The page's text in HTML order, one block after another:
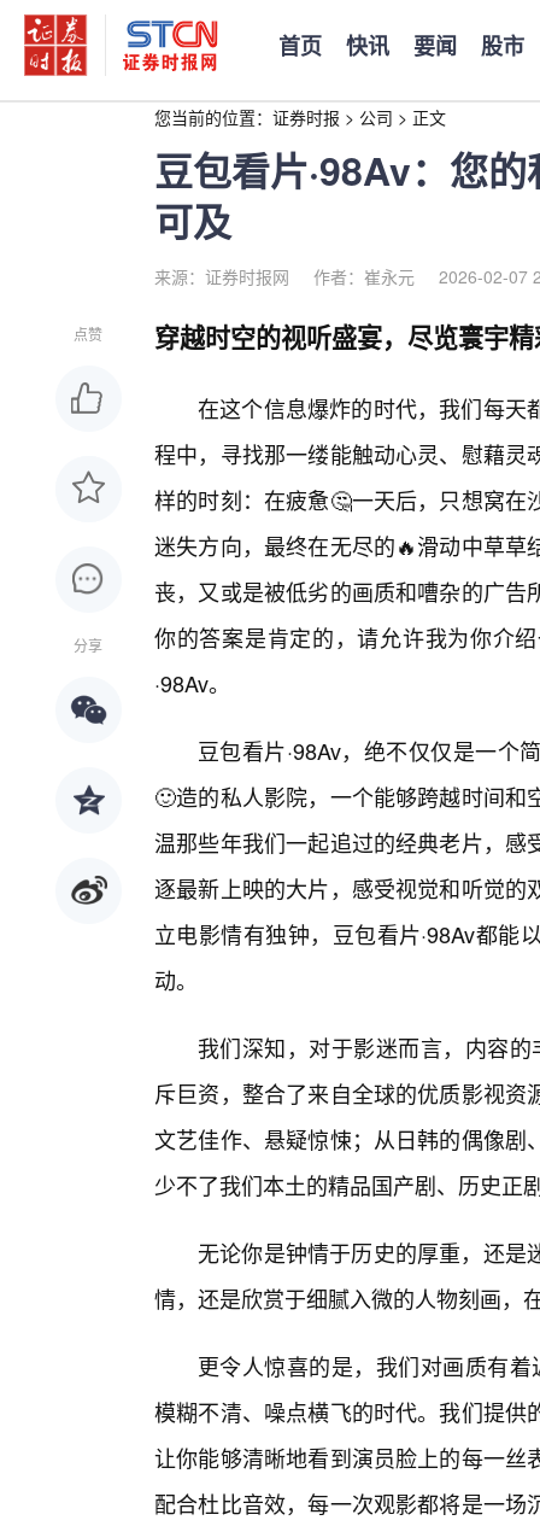
首页 快讯 要闻 股市
您当前的位置： 证券时报 > 公司 > 正文
豆包看片·98Av：您
可及
来源：证券时报网 作者：崔永元 2026-02-07
点赞
分享
穿越时空的视听盛宴，尽览寰宇
在这个信息爆炸的时代，我们每天
程中，寻找那一缕能触动心灵、慰藉
样的时刻：在疲惫🤔一天后，只想窝
迷失方向，最终在无尽的🔥滑动中草
丧，又或是被低劣的画质和嘈杂的广
你的答案是肯定的，请允许我为你介
·98Av。
豆包看片·98Av，绝不仅仅是一个
🙂造的私人影院，一个能够跨越时间
温那些年我们一起追过的经典老片，
逐最新上映的大片，感受视觉和听觉
立电影情有独钟，豆包看片·98Av都能
动。
我们深知，对于影迷而言，内容
斥巨资，整合了来自全球的优质影视
文艺佳作、悬疑惊悚；从日韩的偶像
少不了我们本土的精品国产剧、历史正
无论你是钟情于历史的厚重，还
情，还是欣赏于细腻入微的人物刻画，
更令人惊喜的是，我们对画质有
模糊不清、噪点横飞的时代。我们提
让你能够清晰地看到演员脸上的每一
配合杜比音效，每一次观影都将是一